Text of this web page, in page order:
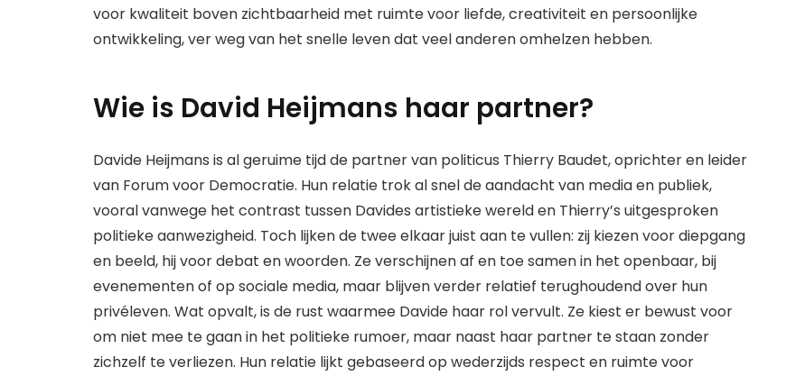
voor kwaliteit boven zichtbaarheid met ruimte voor liefde, creativiteit en persoonlijke
ontwikkeling, ver weg van het snelle leven dat veel anderen omhelzen hebben.
Wie is David Heijmans haar partner?
Davide Heijmans is al geruime tijd de partner van politicus Thierry Baudet, oprichter en leider
van Forum voor Democratie. Hun relatie trok al snel de aandacht van media en publiek,
vooral vanwege het contrast tussen Davides artistieke wereld en Thierry’s uitgesproken
politieke aanwezigheid. Toch lijken de twee elkaar juist aan te vullen: zij kiezen voor diepgang
en beeld, hij voor debat en woorden. Ze verschijnen af en toe samen in het openbaar, bij
evenementen of op sociale media, maar blijven verder relatief terughoudend over hun
privéleven. Wat opvalt, is de rust waarmee Davide haar rol vervult. Ze kiest er bewust voor
om niet mee te gaan in het politieke rumoer, maar naast haar partner te staan zonder
zichzelf te verliezen. Hun relatie lijkt gebaseerd op wederzijds respect en ruimte voor